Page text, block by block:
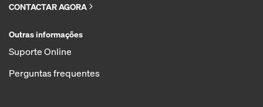
CONTACTAR AGORA
Outras informações
Suporte Online
Perguntas frequentes